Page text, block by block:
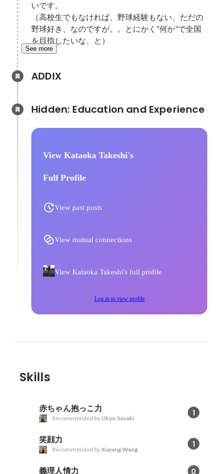
いです。
（高校生でもなければ、野球経験もない、ただの
野球好き、なのですが。。とにかく”何か”で全国
を目指したいな、と）
See more
ADDIX
View Kataoka Takeshi's
Full Profile
View past posts
View mutual connections
View Kataoka Takeshi's full profile
Log in to view profile
Skills
赤ちゃん抱っこ力 1
Recommended by Ukyo Sasaki
笑顔力 1
Recommended byXuyang Wang
義理人情力 0